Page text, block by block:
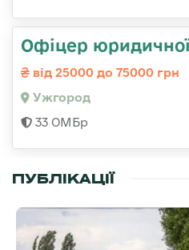
Офіцер
від 25000 до 75000 грн
Ужгород
33 ОМБр
ПУБЛІКАЦІЇ